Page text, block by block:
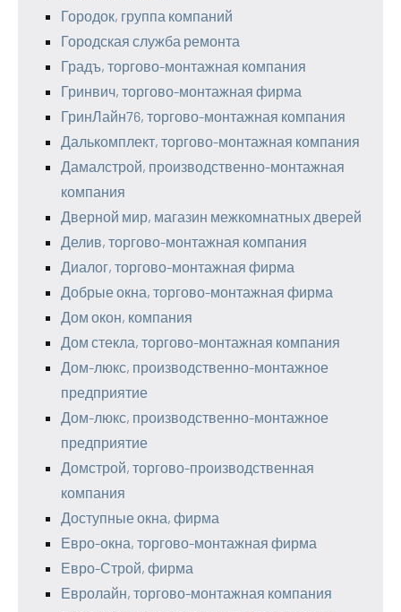
Городок, группа компаний
Городская служба ремонта
Градъ, торгово-монтажная компания
Гринвич, торгово-монтажная фирма
ГринЛайн76, торгово-монтажная компания
Далькомплект, торгово-монтажная компания
Дамалстрой, производственно-монтажная
компания
Дверной мир, магазин межкомнатных дверей
Делив, торгово-монтажная компания
Диалог, торгово-монтажная фирма
Добрые окна, торгово-монтажная фирма
Дом окон, компания
Дом стекла, торгово-монтажная компания
Дом-люкс, производственно-монтажное
предприятие
Дом-люкс, производственно-монтажное
предприятие
Домстрой, торгово-производственная
компания
Доступные окна, фирма
Евро-окна, торгово-монтажная фирма
Евро-Строй, фирма
Евролайн, торгово-монтажная компания